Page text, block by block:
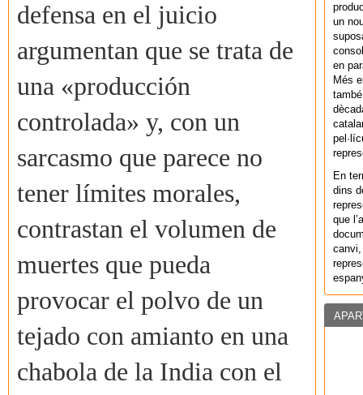
defensa en el juicio
argumentan que se trata de
una «producción
controlada» y, con un
sarcasmo que parece no
tener límites morales,
contrastan el volumen de
muertes que pueda
provocar el polvo de un
tejado con amianto en una
chabola de la India con el
un
en
Més
En
dins
que
canvi,